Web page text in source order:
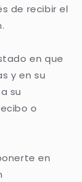
de recibir el
en que
y en su
su
o
en